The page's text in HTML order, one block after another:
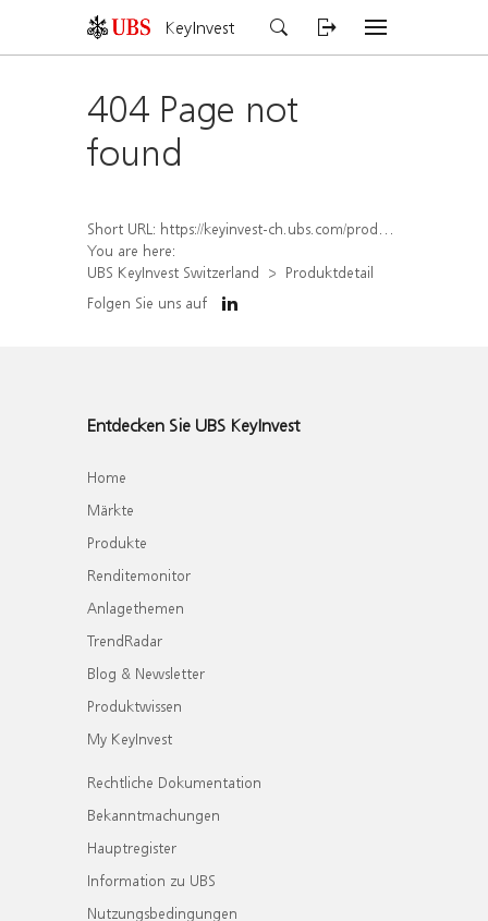
KeyInvest
404 Page not
found
Short URL: https://keyinvest-ch.ubs.com/produkt/detail/index/isin/CH1315930664
You are here:
UBS KeyInvest Switzerland
Produktdetail
Folgen Sie uns auf
Entdecken Sie UBS KeyInvest
Home
Märkte
Produkte
Renditemonitor
Anlagethemen
TrendRadar
Blog & Newsletter
Produktwissen
My KeyInvest
Rechtliche Dokumentation
Bekanntmachungen
Hauptregister
Information zu UBS
Nutzungsbedingungen